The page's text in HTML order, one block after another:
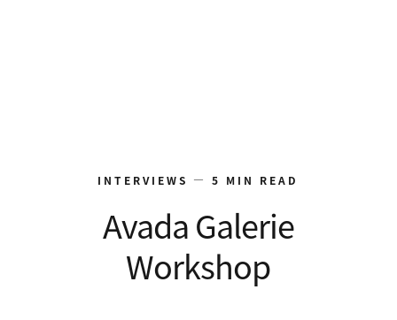
INTERVIEWS — 5 MIN READ
Avada Galerie
Workshop